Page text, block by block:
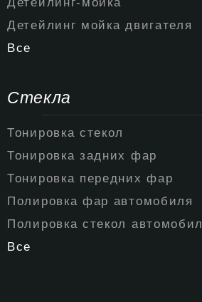
Детейлинг-мойка
Детейлинг мойка двигателя
Все
Стекла
Тонировка стекол
Тонировка задних фар
Тонировка передних фар
Полировка фар автомобиля
Полировка стекол
Все